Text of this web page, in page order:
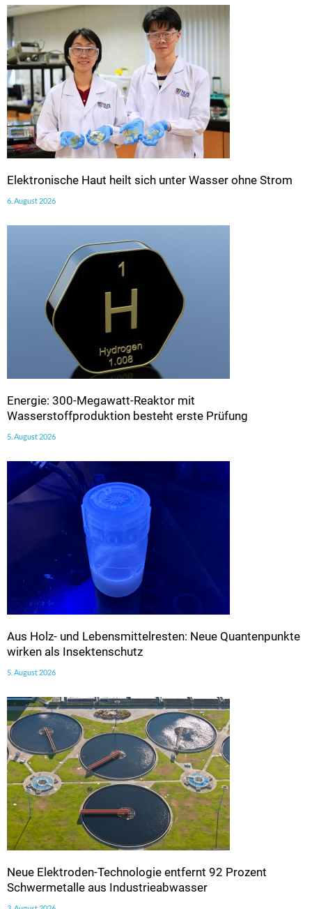
Elektronische Haut heilt sich unter Wasser ohne Strom
6. August 2026
Energie: 300-Megawatt-Reaktor mit
Wasserstoffproduktion besteht erste Prüfung
5. August 2026
Aus Holz- und Lebensmittelresten: Neue Quantenpunkte
wirken als Insektenschutz
5. August 2026
Neue Elektroden-Technologie entfernt 92 Prozent
Schwermetalle aus Industrieabwasser